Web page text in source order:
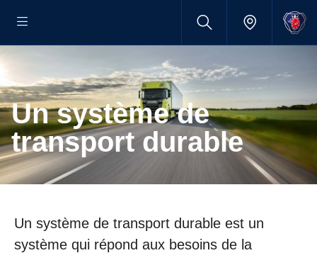
Un système de
transport durable
Un système de transport durable est un
système qui répond aux besoins de la